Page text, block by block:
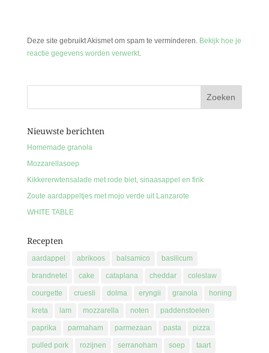
Deze site gebruikt Akismet om spam te verminderen. Bekijk hoe je
reactie gegevens worden verwerkt.
Nieuwste berichten
Homemade granola
Mozzarellasoep
Kikkererwtensalade met rode biet, sinaasappel en firik
Zoute aardappeltjes met mojo verde uit Lanzarote
WHITE TABLE
Recepten
aardappel abrikoos balsamico basilicum
brandnetel cake cataplana cheddar coleslaw
courgette cruesli dolma eryngii granola honing
kreta lam mozzarella noten paddenstoelen
paprika parmaham parmezaan pasta pizza
pulled pork rozijnen serranoham soep taart